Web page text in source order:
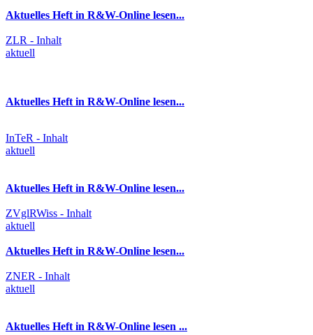
Aktuelles Heft in R&W-Online lesen...
ZLR - Inhalt
aktuell
Aktuelles Heft in R&W-Online lesen...
InTeR - Inhalt
aktuell
Aktuelles Heft in R&W-Online lesen...
ZVglRWiss - Inhalt
aktuell
Aktuelles Heft in R&W-Online lesen...
ZNER - Inhalt
aktuell
Aktuelles Heft in R&W-Online lesen ...